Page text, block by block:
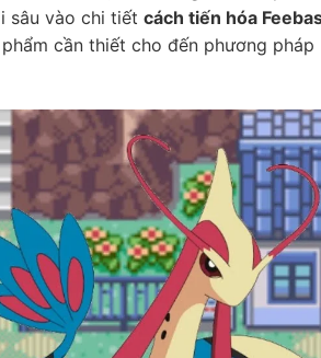
sâu vào chi tiết cách tiến hóa
cần thiết cho đến phương pháp